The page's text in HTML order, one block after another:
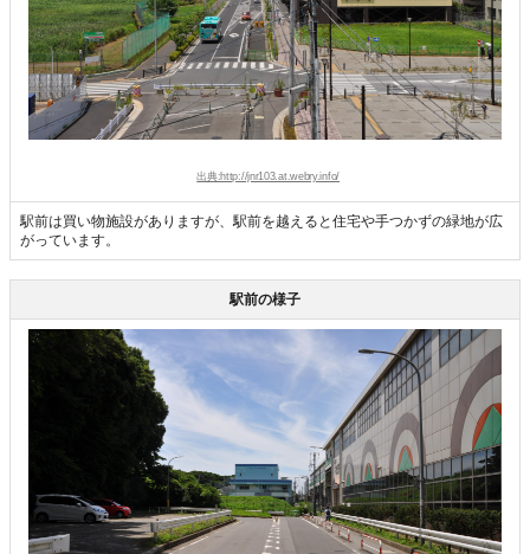
出典:http://jnr103.at.webry.info/
駅前は買い物施設がありますが、駅前を越えると住宅や手つかずの緑地が広
がっています。
駅前の様子